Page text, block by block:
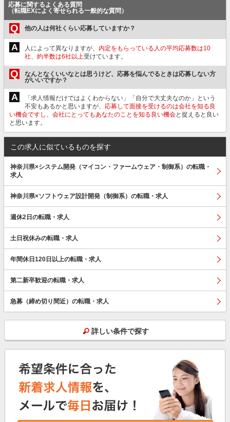
応募に関するよくある質問
（転職EXによく寄せられる一般的な質問）
Q 他の人は何社くらい応募していますか？
A 人によって異なりますが、 内定をもらっている人の平均応募数は10
社、約半数は6社以上受けています。
Q
なんとなくいいなとは思うけど、応募を悩んでるときは応募しない方
がいいですか？
A
「求人情報だけではよくわからない」「自分で大丈夫なのか」という
不安もあるかと思いますが、 応募して面接を受けるのは会社を知る良
い機会ですし、会社にとってもあなたのことを知る良い機会と捉えると良い
と思います。
この求人に似ているものを探す
神奈川県×システム開発（マイコン・ファームウェア・制御系）の転職・
求人
神奈川県×ソフトウェア設計開発（制御系）の転職・求人
週休2日の転職・求人
土日祝休みの転職・求人
年間休日120日以上の転職・求人
第二新卒歓迎の転職・求人
急募（締め切り間近）の転職・求人
詳しい条件で探す